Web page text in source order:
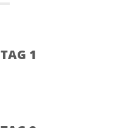
TAG 1